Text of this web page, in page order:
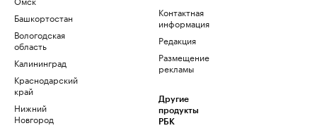
Башкортостан
Вологодская
область
Калининград
Краснодарский
край
Нижний
Новгород
Контактная
информация
Редакция
Размещение
рекламы
Другие
продукты
РБК